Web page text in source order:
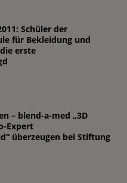
Schüler der
für Bekleidung und
erste
– blend-a-med „3D
Expert
überzeugen bei Stiftung